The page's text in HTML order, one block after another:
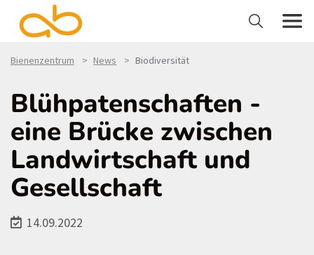
Bienenzentrum News Biodiversität
Blühpatenschaften -
eine Brücke zwischen
Landwirtschaft und
Gesellschaft
14.09.2022